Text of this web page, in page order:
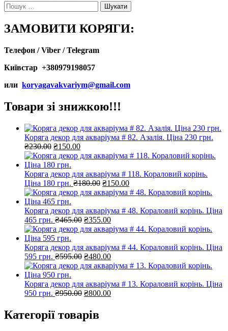
Пошук:
ЗАМОВИТИ КОРЯГИ:
Телефон / Viber / Telegram
Київстар +380979198057
или koryagavakvariym@gmail.com
Товари зі знижкою!!!
Коряга декор для акваріума # 82. Азалія. Ціна 230 грн.
₴230.00 Оригінальна
ціна:
₴230.00.
₴150.00Поточна
ціна:
Коряга декор для акваріума # 118. Кораловий корінь.
Ціна 180 грн. ₴180.00 Оригінальна
ціна:
₴150.00Поточна
ціна:
Коряга декор для акваріума # 48. Кораловий корінь. Ціна
465 грн. ₴465.00 Оригінальна
ціна:
₴355.00Поточна
ціна:
Коряга декор для акваріума # 44. Кораловий корінь. Ціна
595 грн. ₴595.00 Оригінальна
ціна:
₴480.00Поточна
ціна:
Коряга декор для акваріума # 13. Кораловий корінь. Ціна
950 грн. ₴950.00 Оригінальна
₴950.00.
₴800.00Поточна
Категорії товарів